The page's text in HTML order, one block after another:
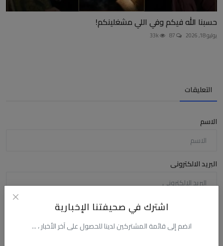
اشترك في صحيفتنا الإخبارية
انضم إلى قائمة المشتركين لدينا للحصول على آخر الأخبار ، ...
حسبنا الله فيكم وفي اللي مشغلينكم!
يوليو 18, 2026
التعليقات
الاسم
البريد الالكترونى